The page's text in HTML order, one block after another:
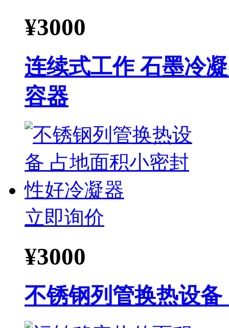
¥3000
连续式工作 石墨冷
容器
立即询价
¥3000
不锈钢列管换热设